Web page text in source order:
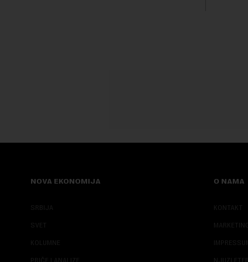
NOVA EKONOMIJA
SRBIJA
SVET
KOLUMNE
PRIČE I ANALIZE
O NAMA
KONTAKT
MARKETING
IMPRESSUM
NJUZLETER